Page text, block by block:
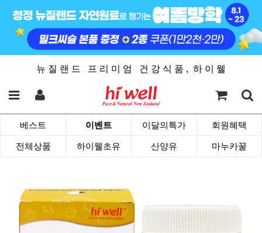
뉴 질 랜 드 프 리 미 엄 건 강 식 품 , 하 이 웰
베스트 이벤트 이달의특가 회원혜택
전체상품 하이웰초유 산양유 마누카꿀